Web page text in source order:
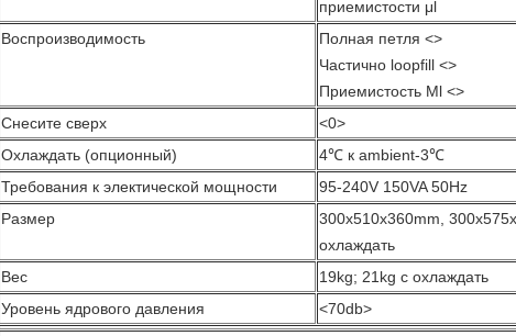
приемистости μl
Воспроизводимость
Полная петля <>
Частично loopfill <>
Приемистость Μl <>
Снесите сверх
<0>
Охлаждать (опционный)
4℃ к ambient-3℃
Требования к электической мощности
95-240V 150VA 50Hz
Размер
300x510x360mm,
охлаждать
Вес
19kg; 21kg с охлаждать
Уровень ядрового давления
<70db>